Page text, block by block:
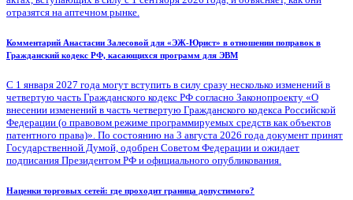
отразятся на аптечном рынке.
Комментарий Анастасии Залесовой для «ЭЖ-Юрист» в отношении поправок в
Гражданский кодекс РФ, касающихся программ для ЭВМ
С 1 января 2027 года могут вступить в силу сразу несколько изменений в
четвертую часть Гражданского кодекс РФ согласно Законопроекту «О
внесении изменений в часть четвертую Гражданского кодекса Российской
Федерации (о правовом режиме программируемых средств как объектов
патентного права)». По состоянию на 3 августа 2026 года документ принят
Государственной Думой, одобрен Советом Федерации и ожидает
подписания Президентом РФ и официального опубликования.
Наценки торговых сетей: где проходит граница допустимого?